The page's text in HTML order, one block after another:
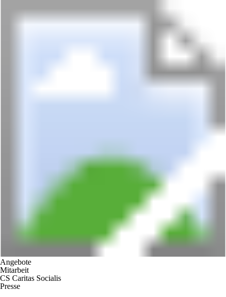
Angebote
Mitarbeit
CS Caritas Socialis
Presse